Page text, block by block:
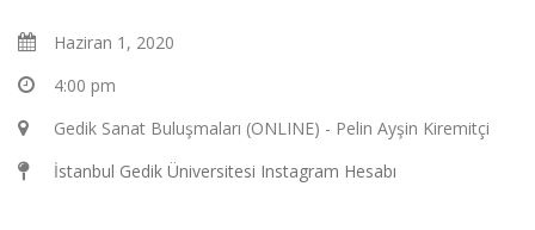
Haziran 1, 2020
4:00 pm
Gedik Sanat Buluşmaları (ONLINE) - Pelin Ayşin Kiremitçi
İstanbul Gedik Üniversitesi Instagram Hesabı